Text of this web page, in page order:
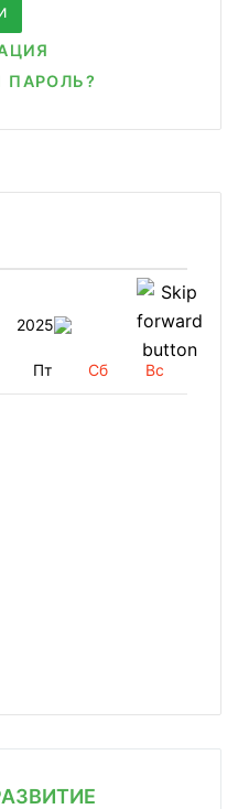
ПАРОЛЬ?
2025
Пт Сб Вс